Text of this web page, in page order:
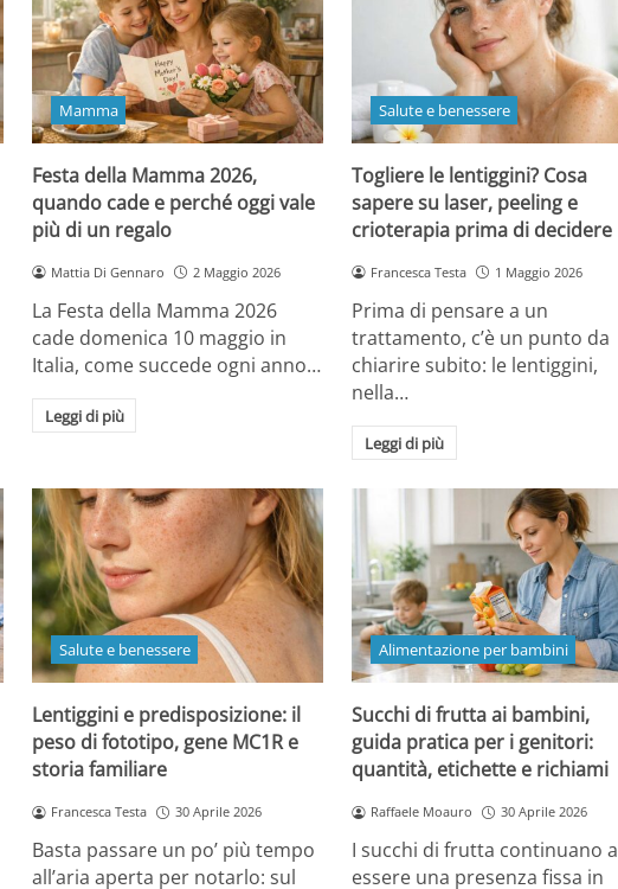
Mamma
Festa della Mamma 2026,
quando cade e perché oggi vale
più di un regalo
Mattia Di Gennaro 2 Maggio 2026
La Festa della Mamma 2026
cade domenica 10 maggio in
Italia, come succede ogni anno…
Leggi di più
Salute e benessere
Togliere le lentiggini? Cosa
sapere su laser, peeling e
crioterapia prima di decidere
Francesca Testa 1 Maggio 2026
Prima di pensare a un
trattamento, c’è un punto da
chiarire subito: le lentiggini,
nella…
Leggi di più
Salute e benessere
Lentiggini e predisposizione: il
peso di fototipo, gene MC1R e
storia familiare
Francesca Testa 30 Aprile 2026
Basta passare un po’ più tempo
all’aria aperta per notarlo: sul
Alimentazione per bambini
Succhi di frutta ai bambini,
guida pratica per i genitori:
quantità, etichette e richiami
Raffaele Moauro 30 Aprile 2026
I succhi di frutta continuano a
essere una presenza fissa in